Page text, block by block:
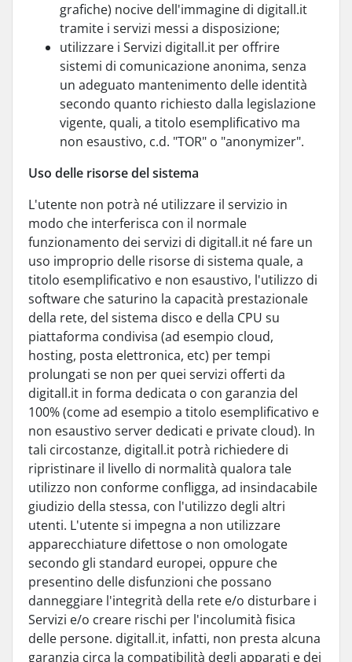
grafiche) nocive dell'immagine di digitall.it
tramite i servizi messi a disposizione;
utilizzare i Servizi digitall.it per offrire
sistemi di comunicazione anonima, senza
un adeguato mantenimento delle identità
secondo quanto richiesto dalla legislazione
vigente, quali, a titolo esemplificativo ma
non esaustivo, c.d. "TOR" o "anonymizer".
Uso delle risorse del sistema
L'utente non potrà né utilizzare il servizio in
modo che interferisca con il normale
funzionamento dei servizi di digitall.it né fare un
uso improprio delle risorse di sistema quale, a
titolo esemplificativo e non esaustivo, l'utilizzo di
software che saturino la capacità prestazionale
della rete, del sistema disco e della CPU su
piattaforma condivisa (ad esempio cloud,
hosting, posta elettronica, etc) per tempi
prolungati se non per quei servizi offerti da
digitall.it in forma dedicata o con garanzia del
100% (come ad esempio a titolo esemplificativo e
non esaustivo server dedicati e private cloud). In
tali circostanze, digitall.it potrà richiedere di
ripristinare il livello di normalità qualora tale
utilizzo non conforme confligga, ad insindacabile
giudizio della stessa, con l'utilizzo degli altri
utenti. L'utente si impegna a non utilizzare
apparecchiature difettose o non omologate
secondo gli standard europei, oppure che
presentino delle disfunzioni che possano
danneggiare l'integrità della rete e/o disturbare i
Servizi e/o creare rischi per l'incolumità fisica
delle persone. digitall.it, infatti, non presta alcuna
garanzia circa la compatibilità degli apparati e dei